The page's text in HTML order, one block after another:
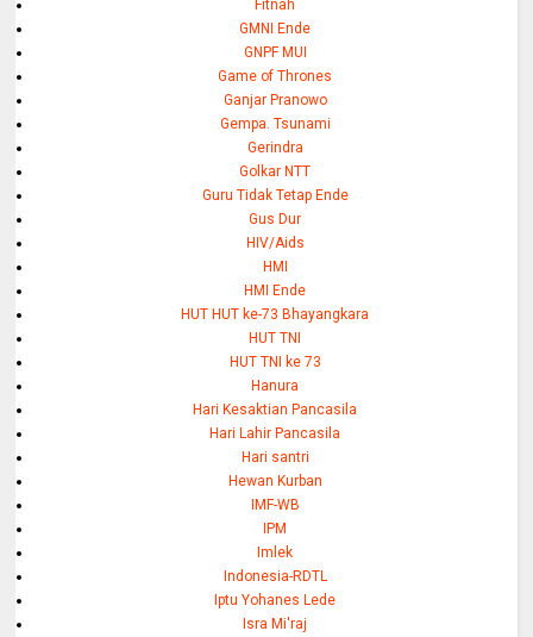
Fitnah
GMNI Ende
GNPF MUI
Game of Thrones
Ganjar Pranowo
Gempa. Tsunami
Gerindra
Golkar NTT
Guru Tidak Tetap Ende
Gus Dur
HIV/Aids
HMI
HMI Ende
HUT HUT ke-73 Bhayangkara
HUT TNI
HUT TNI ke 73
Hanura
Hari Kesaktian Pancasila
Hari Lahir Pancasila
Hari santri
Hewan Kurban
IMF-WB
IPM
Imlek
Indonesia-RDTL
Iptu Yohanes Lede
Isra Mi'raj